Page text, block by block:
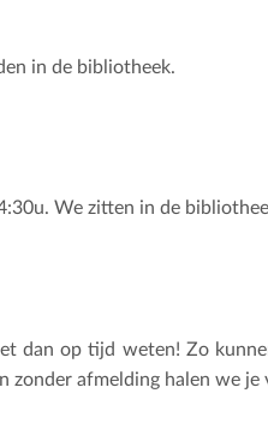
in de bibliotheek.
We zitten in de
dan op tijd weten! Zo
zonder afmelding halen we je